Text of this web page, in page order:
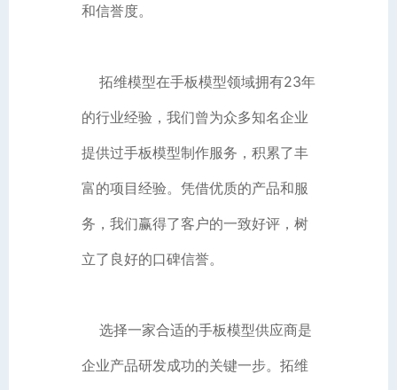
和信誉度。
拓维模型在手板模型领域拥有23年
的行业经验，我们曾为众多知名企业
提供过手板模型制作服务，积累了丰
富的项目经验。凭借优质的产品和服
务，我们赢得了客户的一致好评，树
立了良好的口碑信誉。
选择一家合适的手板模型供应商是
企业产品研发成功的关键一步。拓维